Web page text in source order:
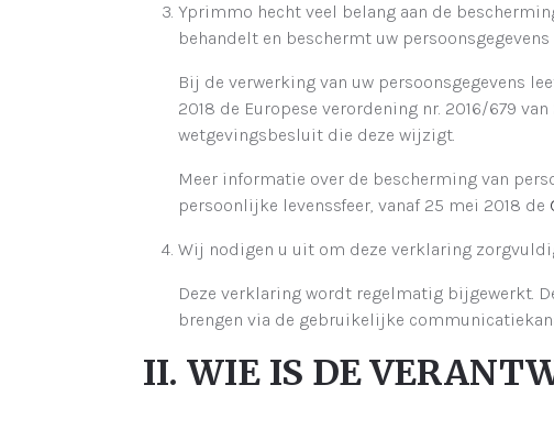
Yprimmo hecht veel belang aan de
behandelt en beschermt uw
Bij de verwerking van uw persoonsgegevens
2018 de Europese verordening nr. 2016/679
wetgevingsbesluit die deze wijzigt.
Meer informatie over de bescherming van
persoonlijke levenssfeer, vanaf 25 mei 2018 de
Wij nodigen u uit om deze verklaring
Deze verklaring wordt regelmatig bijgewerkt.
brengen via de gebruikelijke
II. WIE IS DE